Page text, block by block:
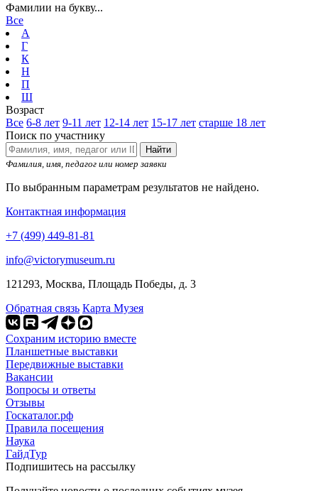
Фамилии на букву...
Все
А
Г
К
Н
П
Ш
Возраст
Все 6-8 лет 9-11 лет 12-14 лет 15-17 лет старше 18 лет
Поиск по участнику
Найти
Фамилия, имя, педагог или номер заявки
По выбранным параметрам результатов не найдено.
Контактная информация
+7 (499) 449-81-81
info@victorymuseum.ru
121293, Москва, Площадь Победы, д. 3
Обратная связь Карта Музея
Сохраним историю вместе
Планшетные выставки
Передвижные выставки
Вакансии
Вопросы и ответы
Отзывы
Госкаталог.рф
Правила посещения
Наука
ГайдТур
Подпишитесь на рассылку